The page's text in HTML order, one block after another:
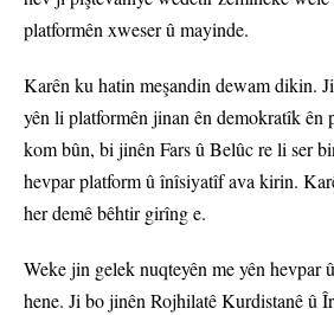
platformên xweser û mayinde.
Karên ku hatin meşandin dewam dikin.
yên li platformên jinan ên demokratîk ên
kom bûn, bi jinên Fars û Belûc re li ser
hevpar platform û înîsiyatîf ava kirin.
her demê bêhtir girîng e.
Weke jin gelek nuqteyên me yên hevpar
hene. Ji bo jinên Rojhilatê Kurdistanê û